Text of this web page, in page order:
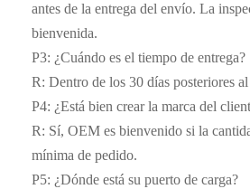
antes de la entrega del envío. La
bienvenida.
P3: ¿Cuándo es el tiempo de entrega?
R: Dentro de los 30 días posteriores
P4: ¿Está bien crear la marca del
R: Sí, OEM es bienvenido si la
mínima de pedido.
P5: ¿Dónde está su puerto de carga?